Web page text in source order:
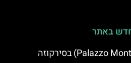
באתר